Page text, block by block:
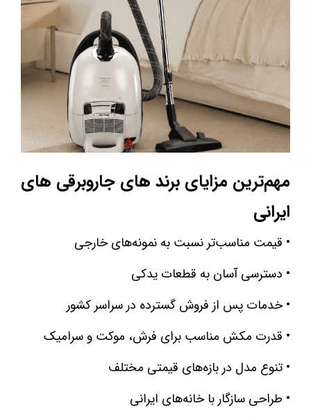
مهم‌ترین مزایای برند های جاروبرقی‌ های
ایرانی
• قیمت مناسب‌تر نسبت به نمونه‌های خارجی
• دسترسی آسان به قطعات یدکی
• خدمات پس از فروش گسترده در سراسر کشور
• قدرت مکش مناسب برای فرش، موکت و سرامیک
• تنوع مدل در بازه‌های قیمتی مختلف
• طراحی سازگار با خانه‌های ایرانی